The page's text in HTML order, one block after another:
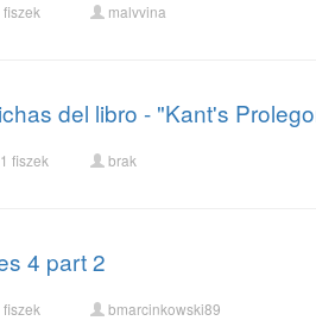
malvvina
del libro - "Kant's
fiszek brak
4 part 2
bmarcinkowski89